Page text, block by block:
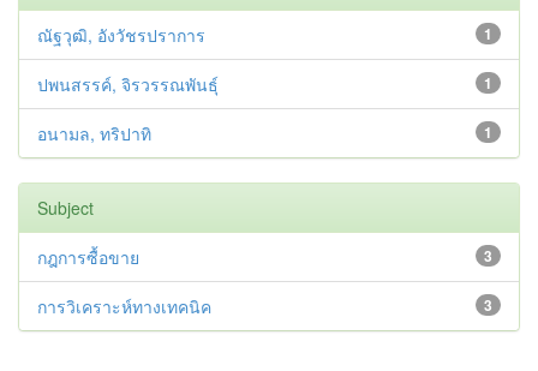
1
ณัฐวุฒิ, อังวัชรปราการ
1
ปพนสรรค์, จิรวรรณพันธุ์
1
อนามล, ทริปาทิ
Subject
3
กฎการซื้อขาย
3
การวิเคราะห์ทางเทคนิค